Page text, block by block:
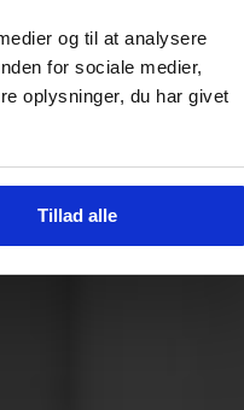
og til at analysere
for sociale medier,
oplysninger, du har givet
Tillad alle